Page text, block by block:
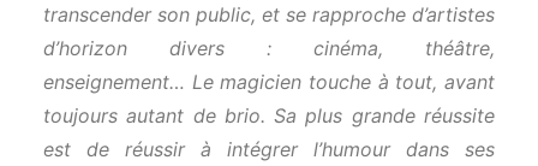
transcender son public, et se rapproche d’artistes
d’horizon divers : cinéma, théâtre,
enseignement… Le magicien touche à tout, avant
toujours autant de brio. Sa plus grande réussite
est de réussir à intégrer l’humour dans ses